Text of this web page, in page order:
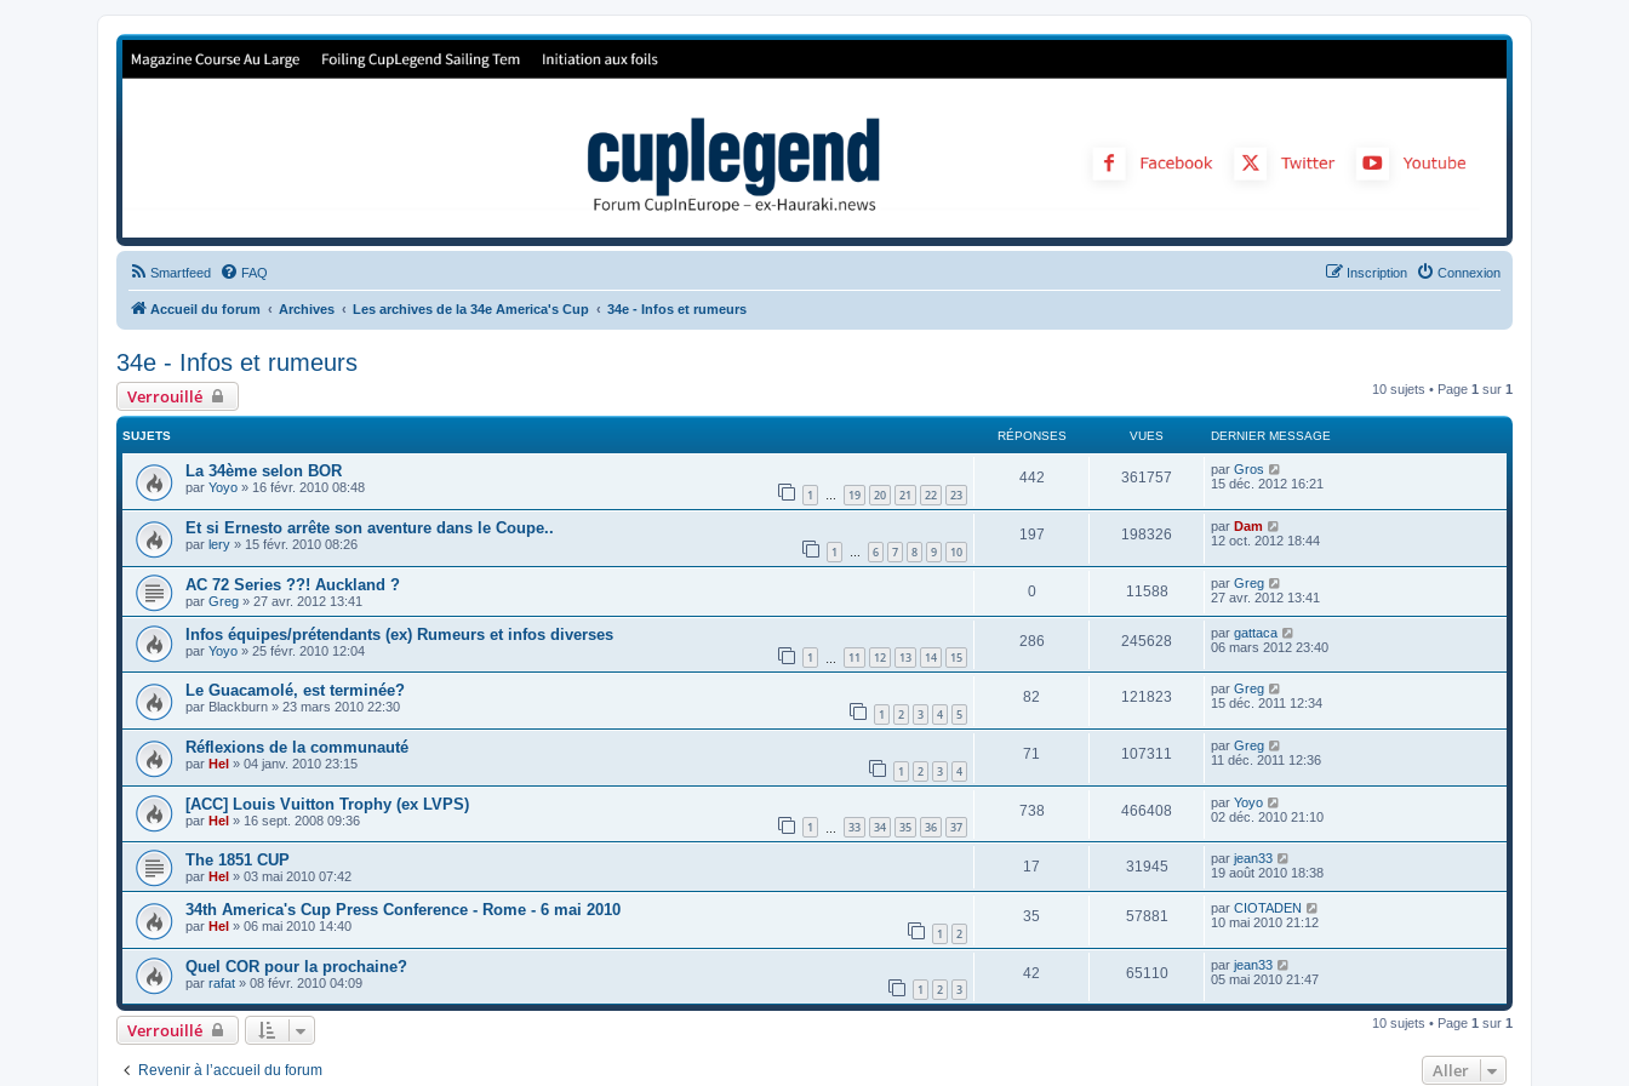
Forum de Cup In Europe
Smartfeed FAQ Connexion
Inscription
Accueil du forum Archives Les archives de la 34e America's Cup 34e - Infos et rumeurs
34e - Infos et rumeurs
Verrouillé 10 sujets • Page 1 sur 1
SUJETS RÉPONSES VUES DERNIER MESSAGE
La 34ème selon BOR
par Yoyo » 16 févr. 2010 08:48 1 … 19 20 21 22 23
442 361757 par Gros
15 déc. 2012 16:21
Et si Ernesto arrête son aventure dans le Coupe..
par lery » 15 févr. 2010 08:26 1 … 6 7 8 9 10
197 198326 par Dam
12 oct. 2012 18:44
AC 72 Series ??! Auckland ?
par Greg » 27 avr. 2012 13:41
0 11588 par Greg
27 avr. 2012 13:41
Infos équipes/prétendants (ex) Rumeurs et infos diverses
par Yoyo » 25 févr. 2010 12:04 1 11 12 13 14 15
286 245628 par gattaca
06 mars 2012 23:40
Le Guacamolé, est terminée?
par Blackburn » 23 mars 2010 22:30 1 2 3 4 5
82 121823 par Greg
15 déc. 2011 12:34
Réflexions de la communauté
par Hel » 04 janv. 2010 23:15 1 2 3 4
71 107311 par Greg
11 déc. 2011 12:36
[ACC] Louis Vuitton Trophy (ex LVPS)
par Hel » 16 sept. 2008 09:36 1 33 34 35 36 37
738 466408 par Yoyo
02 déc. 2010 21:10
The 1851 CUP
par Hel » 03 mai 2010 07:42
17 31945 par jean33
19 août 2010 18:38
34th America's Cup Press Conference - Rome - 6 mai 2010
par Hel » 06 mai 2010 14:40 1 2
35 57881 par CIOTADEN
10 mai 2010 21:12
Quel COR pour la prochaine?
par rafat » 08 févr. 2010 04:09 1 2 3
42 65110 par jean33
05 mai 2010 21:47
Verrouillé 10 sujets • Page 1 sur 1
Revenir à l’accueil du forum Aller